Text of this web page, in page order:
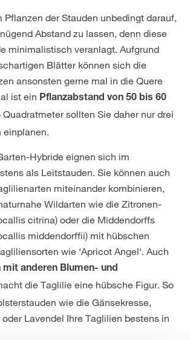
Pflanzen der Stauden unbedingt darauf,
Abstand zu lassen, denn diese
minimalistisch veranlagt. Aufgrund
Blätter können sich die
ansonsten gerne mal in die Quere
ist ein Pflanzabstand von 50 bis 60
Quadratmeter sollten Sie daher nur drei
einplanen.
Hybride eignen sich im
als Leitstauden. Sie können auch
miteinander kombinieren,
Wildarten wie die Zitronen-
citrina) oder die Middendorffs
middendorffii) mit hübschen
wie ‘Apricot Angel‘. Auch
anderen Blumen- und
die Taglilie eine hübsche Figur. So
wie die Gänsekresse,
Lavendel Ihre Taglilien bestens in